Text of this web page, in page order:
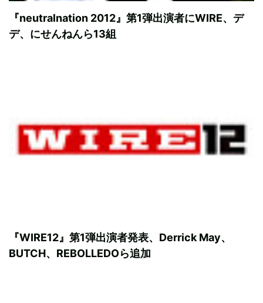
『neutralnation 2012』第1弾出演者にWIRE、デ
デ、にせんねんら13組
『WIRE12』第1弾出演者発表、Derrick May、
BUTCH、REBOLLEDOら追加